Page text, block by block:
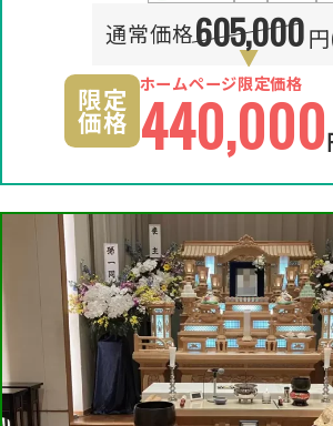
通常価格605,000
限定
価格
ホームページ限定価格
440,000